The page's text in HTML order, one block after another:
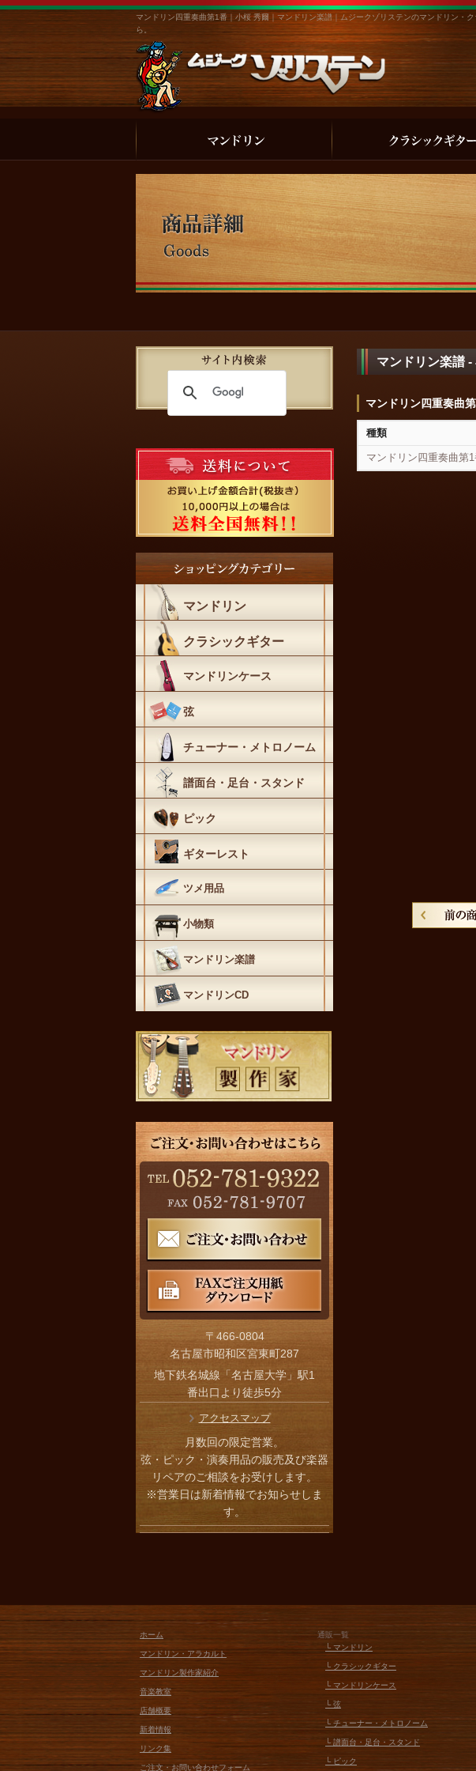
マンドリン四重奏曲第1番｜小桜 秀爾｜マンドリン楽譜｜ムジークゾリステンのマンドリン・
ら。
マンドリン楽譜 -
マンドリン四重奏曲
種類
マンドリン四重奏曲第
マンドリン
クラシックギター
マンドリンケース
弦
チューナー・メトロノーム
譜面台・足台・スタンド
ピック
ギターレスト
ツメ用品
小物類
マンドリン楽譜
マンドリンCD
〒466-0804
名古屋市昭和区宮東町287
地下鉄名城線「名古屋大学」駅1
番出口より徒歩5分
アクセスマップ
月数回の限定営業。
弦・ピック・演奏用品の販売及び楽器
リペアのご相談をお受けします。
※営業日は新着情報でお知らせしま
す。
ホーム
マンドリン・アラカルト
マンドリン製作家紹介
音楽教室
店舗概要
新着情報
リンク集
ご注文・お問い合わせフォーム
通販一覧
└ マンドリン
└ クラシックギター
└ マンドリンケース
└ 弦
└ チューナー・メトロノーム
└ 譜面台・足台・スタンド
└ ピック